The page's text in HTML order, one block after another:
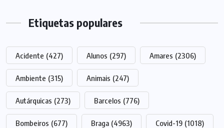
Etiquetas populares
Acidente (427) Alunos (297) Amares (2306)
Ambiente (315) Animais (247)
Autárquicas (273) Barcelos (776)
Bombeiros (677) Braga (4963) Covid-19 (1018)